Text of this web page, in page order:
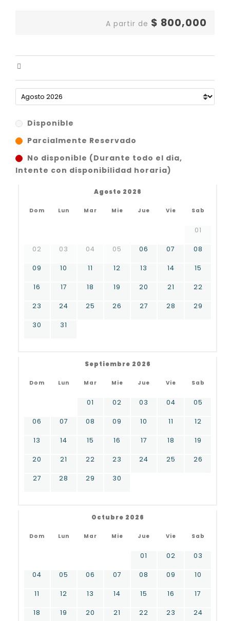
A partir de $ 800,000
Disponible
Parcialmente Reservado
No disponible (Durante todo el dia,
Intente con disponibilidad horaria)
Agosto 2026
Dom Lun Mar Mie Jue Vie Sab
01
02 03 04 05 06 07 08
09 10 11 12 13 14 15
16 17 18 19 20 21 22
23 24 25 26 27 28 29
30 31
Septiembre 2026
Dom Lun Mar Mie Jue Vie Sab
01 02 03 04 05
06 07 08 09 10 11 12
13 14 15 16 17 18 19
20 21 22 23 24 25 26
27 28 29 30
Octubre 2026
Dom Lun Mar Mie Jue Vie Sab
01 02 03
04 05 06 07 08 09 10
11 12 13 14 15 16 17
18 19 20 21 22 23 24